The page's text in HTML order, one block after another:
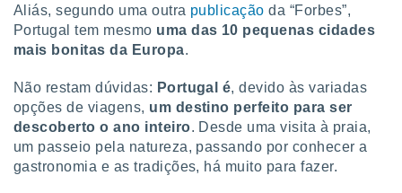
Aliás, segundo uma outra publicação da “Forbes”,
Portugal tem mesmo uma das 10 pequenas cidades
mais bonitas da Europa.
Não restam dúvidas: Portugal é, devido às variadas
opções de viagens, um destino perfeito para ser
descoberto o ano inteiro. Desde uma visita à praia,
um passeio pela natureza, passando por conhecer a
gastronomia e as tradições, há muito para fazer.